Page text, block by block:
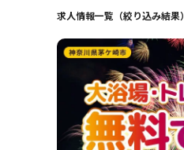
求人情報一覧（絞り込み結果）